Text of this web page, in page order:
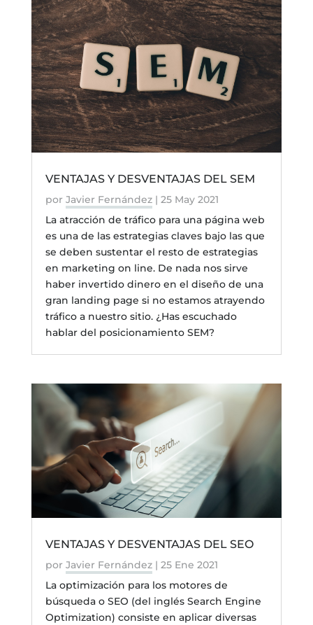
VENTAJAS Y DESVENTAJAS DEL SEM
por Javier Fernández| 25 May 2021
La atracción de tráfico para una página web
es una de las estrategias claves bajo las que
se deben sustentar el resto de estrategias
en marketing on line. De nada nos sirve
haber invertido dinero en el diseño de una
gran landing page si no estamos atrayendo
tráfico a nuestro sitio. ¿Has escuchado
hablar del posicionamiento SEM?
VENTAJAS Y DESVENTAJAS DEL SEO
por Javier Fernández| 25 Ene 2021
La optimización para los motores de
búsqueda o SEO (del inglés Search Engine
Optimization) consiste en aplicar diversas